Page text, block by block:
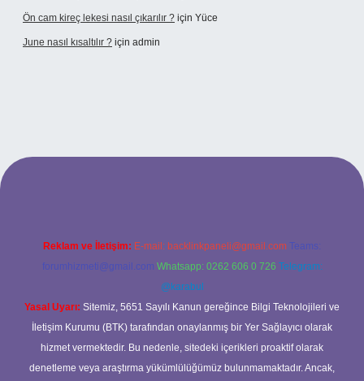
Ön cam kireç lekesi nasıl çıkarılır ? için Yüce
June nasıl kısaltılır ? için admin
giriş
Reklam ve İletişim: E-mail: backlinkpaneli@gmail.com Teams:
forumhizmeti@gmail.com Whatsapp: 0262 606 0 726 Telegram:
@karabul
Yasal Uyarı: Sitemiz, 5651 Sayılı Kanun gereğince Bilgi Teknolojileri ve
İletişim Kurumu (BTK) tarafından onaylanmış bir Yer Sağlayıcı olarak
hizmet vermektedir. Bu nedenle, sitedeki içerikleri proaktif olarak
denetleme veya araştırma yükümlülüğümüz bulunmamaktadır. Ancak,